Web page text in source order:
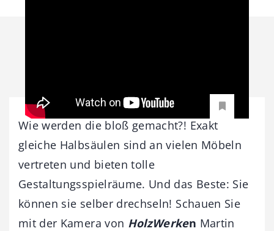
Wie werden die bloß gemacht?! Exakt
gleiche Halbsäulen sind an vielen Möbeln
vertreten und bieten tolle
Gestaltungsspielräume. Und das Beste: Sie
können sie selber drechseln! Schauen Sie
mit der Kamera von HolzWerken Martin